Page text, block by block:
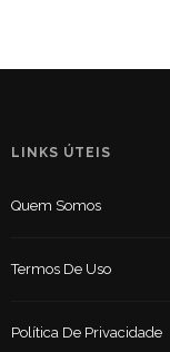
LINKS ÚTEIS
Quem Somos
Termos De Uso
Política De Privacidade